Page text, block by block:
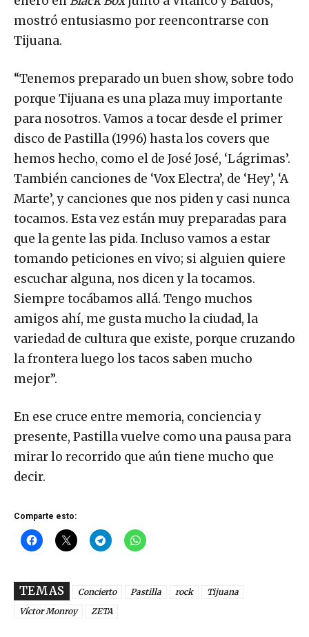
mostró entusiasmo por reencontrarse con
Tijuana.
“Tenemos preparado un buen show, sobre todo
porque Tijuana es una plaza muy importante
para nosotros. Vamos a tocar desde el primer
disco de Pastilla (1996) hasta los covers que
hemos hecho, como el de José José, ‘Lágrimas’.
También canciones de ‘Vox Electra’, de ‘Hey’, ‘A
Marte’, y canciones que nos piden y casi nunca
tocamos. Esta vez están muy preparadas para
que la gente las pida. Incluso vamos a estar
tomando peticiones en vivo; si alguien quiere
escuchar alguna, nos dicen y la tocamos.
Siempre tocábamos allá. Tengo muchos
amigos ahí, me gusta mucho la ciudad, la
variedad de cultura que existe, porque cruzando
la frontera luego los tacos saben mucho
mejor”.
En ese cruce entre memoria, conciencia y
presente, Pastilla vuelve como una pausa para
mirar lo recorrido que aún tiene mucho que
decir.
Comparte esto:
TEMAS Concierto Pastilla rock
Tijuana
Víctor Monroy
ZETA